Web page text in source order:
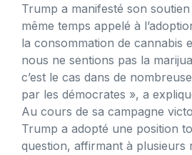
Trump a manifesté son soutien
même temps appelé à
la consommation de cannabis
nous ne sentions pas la
c’est le cas dans de
par les démocrates », a
Au cours de sa campagne
Trump a adopté une position
question, affirmant à plusieurs